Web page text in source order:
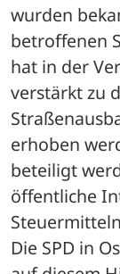
wurden
betroffenen
hat in der
verstärkt zu
erhoben
beteiligt
öffentliche
Die SPD in